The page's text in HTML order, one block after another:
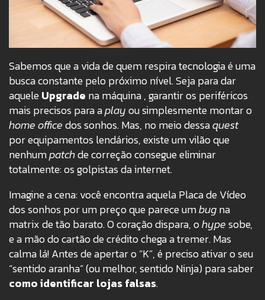
Sabemos que a vida de quem respira tecnologia é uma
busca constante pelo próximo nível.Seja para dar
aqueleUpgrade na máquina, garantir os periféricos
mais precisos para aplayou simplesmente montar o
home officedos sonhos.Mas, no meio dessaquest
por equipamentos lendários, existe um vilão que
nenhumpatchde correção consegue eliminar
totalmente: os golpistas da internet.
Imagine a cena: você encontra aquela Placa de Vídeo
dos sonhos por um preço que parece umbugna
matrix de tão barato.O coração dispara, ohypesobe,
e a mão do cartão de crédito chega a tremer. Mas
calma lá!Antes de apertar o “K”, é preciso ativar o seu
“sentido aranha” (ou melhor, sentido Ninja) para saber
como identificar lojas falsas.